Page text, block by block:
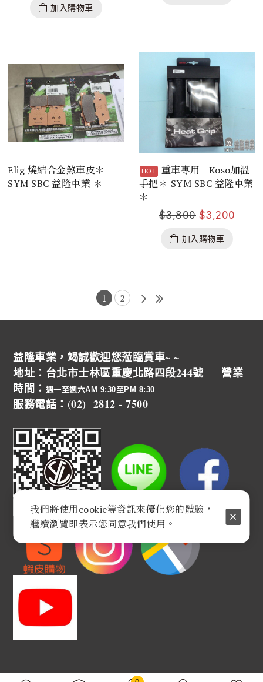
加入購物車
Elig 燒結合金煞車皮＊
SYM SBC 益隆車業 ＊
重車專用--Koso加溫
手把＊ SYM SBC 益隆車業
＊
$3,800 $3,200
加入購物車
1 2
益隆車業，竭誠歡迎您蒞臨賞車~ ~
地址：台北市士林區重慶北路四段244號 營業
時間： 週一至週六AM 9:30至PM 8:30
服務電話：(02) 2812 - 7500
我們將使用cookie等資訊來優化您的體驗，
繼續瀏覽即表示您同意我們使用。